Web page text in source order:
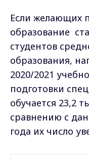
Если желающих
образование
студентов
образования,
2020/2021
подготовки
обучается 23,2
сравнению с
года их число